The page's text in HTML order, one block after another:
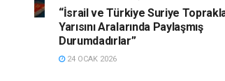
“İsrail ve Türkiye Suriye
Yarısını Aralarında Paylaşmış
Durumdadırlar”
24 OCAK 2026